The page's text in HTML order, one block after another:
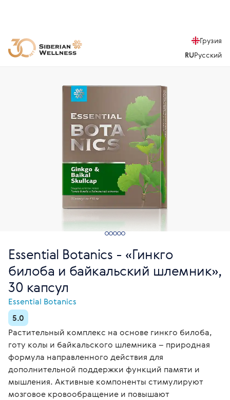
Грузия
RUРусский
Essential Botanics - «Гинкго
билоба и байкальский шлемник»,
30 капсул
Essential Botanics
5.0
Растительный комплекс на основе гинкго билоба,
готу колы и байкальского шлемника – природная
формула направленного действия для
дополнительной поддержки функций памяти и
мышления. Активные компоненты стимулируют
мозговое кровообращение и повышают